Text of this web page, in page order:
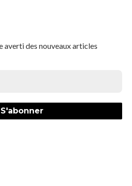
averti des nouveaux articles